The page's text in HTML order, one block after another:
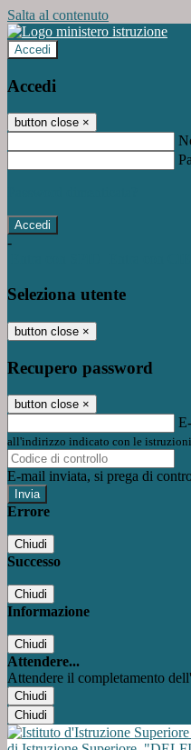
Salta al contenuto
Accedi
Accedi
button close ×
-
Seleziona utente
button close ×
Recupero password
button close ×
all'indirizzo indicato con le istruzioni
E-mail inviata, si prega di
Errore
Chiudi
Successo
Chiudi
Informazione
Chiudi
Attendere...
Attendere il completamento
Chiudi
Chiudi